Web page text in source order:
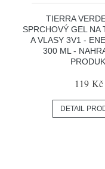
TIERRA
SPRCHOVÝ GEL NA
A VLASY 3V1 -
300 ML -
119 Kč
DETAIL